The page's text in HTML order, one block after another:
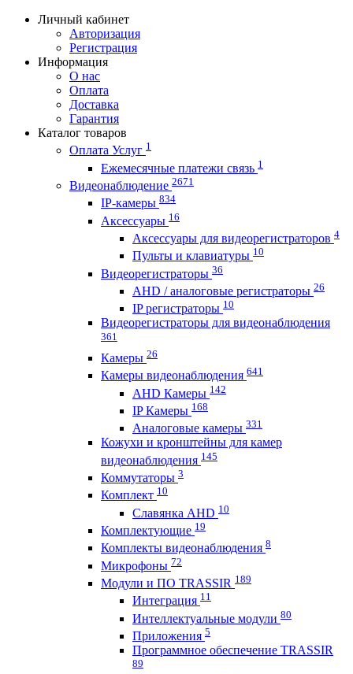
Личный кабинет
Авторизация
Регистрация
Информация
О нас
Оплата
Доставка
Гарантия
Каталог товаров
Оплата Услуг 1
Ежемесячные платежи связь 1
Видеонаблюдение 2671
IP-камеры 834
Аксессуары 16
Аксессуары для видеорегистраторов 4
Пульты и клавиатуры 10
Видеорегистраторы 36
AHD / аналоговые регистраторы 26
IP регистраторы 10
Видеорегистраторы для видеонаблюдения
361
Камеры 26
Камеры видеонаблюдения 641
AHD Камеры 142
IP Камеры 168
Аналоговые камеры 331
Кожухи и кронштейны для камер
видеонаблюдения 145
Коммутаторы 3
Комплект 10
Славянка AHD 10
Комплектующие 19
Комплекты видеонаблюдения 8
Микрофоны 72
Модули и ПО TRASSIR 189
Интеграция 11
Интеллектуальные модули 80
Приложения 5
Программное обеспечение TRASSIR
89